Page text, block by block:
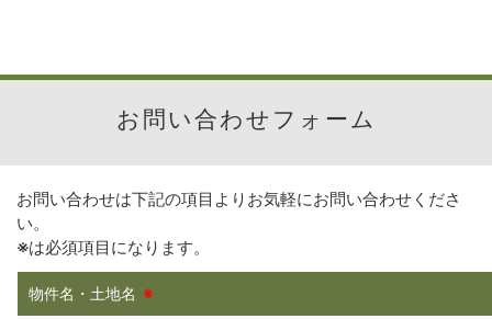
お問い合わせフォーム
お問い合わせは下記の項目よりお気軽にお問い合わせくださ
い。
※は必須項目になります。
物件名・土地名 ※